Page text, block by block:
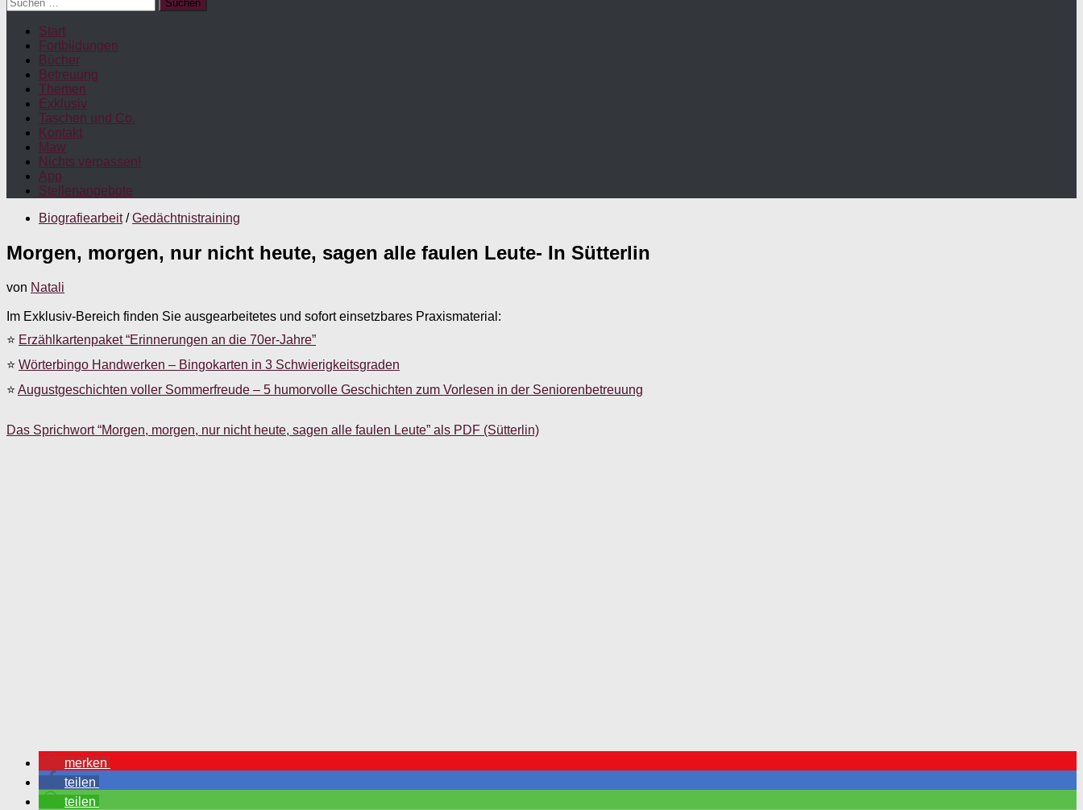
nach:
Start
Fortbildungen
Bücher
Betreuung
Themen
Exklusiv
Taschen und Co.
Kontakt
Maw
Nichts verpassen!
App
Stellenangebote
Biografiearbeit / Gedächtnistraining
Morgen, morgen, nur nicht heute, sagen alle faulen Leute- In Sütterlin
von Natali
Im Exklusiv-Bereich finden Sie ausgearbeitetes und sofort einsetzbares Praxismaterial:
⭐ Erzählkartenpaket “Erinnerungen an die 70er-Jahre”
⭐ Wörterbingo Handwerken – Bingokarten in 3 Schwierigkeitsgraden
⭐ Augustgeschichten voller Sommerfreude – 5 humorvolle Geschichten zum Vorlesen in der Seniorenbetreuung
Das Sprichwort “Morgen, morgen, nur nicht heute, sagen alle faulen Leute” als PDF (Sütterlin)
merken
teilen
teilen